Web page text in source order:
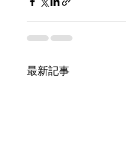
最新記事